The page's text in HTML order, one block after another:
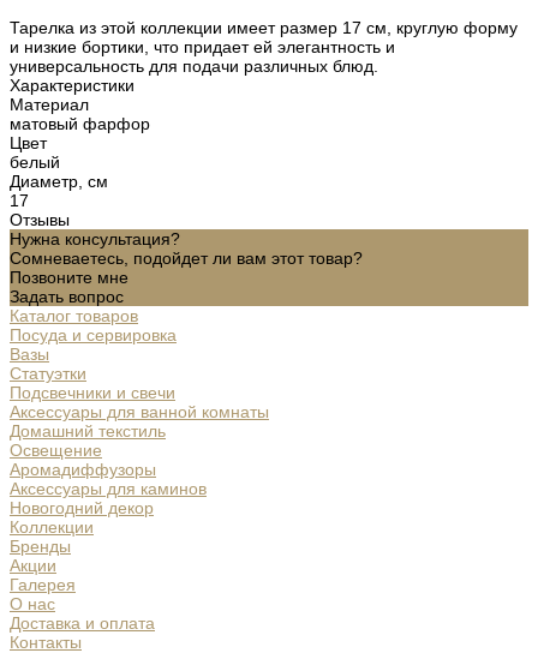
Тарелка из этой коллекции имеет размер 17 см, круглую форму
и низкие бортики, что придает ей элегантность и
универсальность для подачи различных блюд.
Характеристики
Материал
матовый фарфор
Цвет
белый
Диаметр, см
17
Отзывы
Нужна консультация?
Сомневаетесь, подойдет ли вам этот товар?
Позвоните мне
Задать вопрос
Каталог товаров
Посуда и сервировка
Вазы
Статуэтки
Подсвечники и свечи
Аксессуары для ванной комнаты
Домашний текстиль
Освещение
Аромадиффузоры
Аксессуары для каминов
Новогодний декор
Коллекции
Бренды
Акции
Галерея
О нас
Доставка и оплата
Контакты